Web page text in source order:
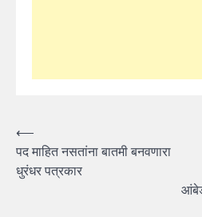
Post
navigation
⟵
पद माहित नसतांना बातमी बनवणारा
धुरंधर पत्रकार